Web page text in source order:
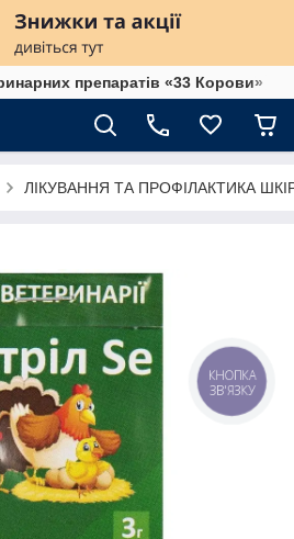
препаратів «33 Корови»
ЛІКУВАННЯ ТА ПРОФІЛАКТИКА
КНОПКА
ЗВ'ЯЗКУ